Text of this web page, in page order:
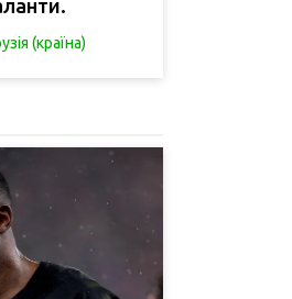
(країна)